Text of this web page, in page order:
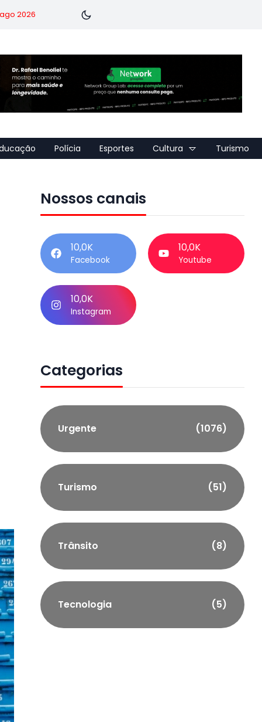
2026
Polícia Esportes Cultura Turismo
Nossos canais
10,0K
Facebook
10,0K
Youtube
10,0K
Instagram
Categorias
Urgente (1076)
Turismo (51)
Trânsito (8)
Tecnologia (5)